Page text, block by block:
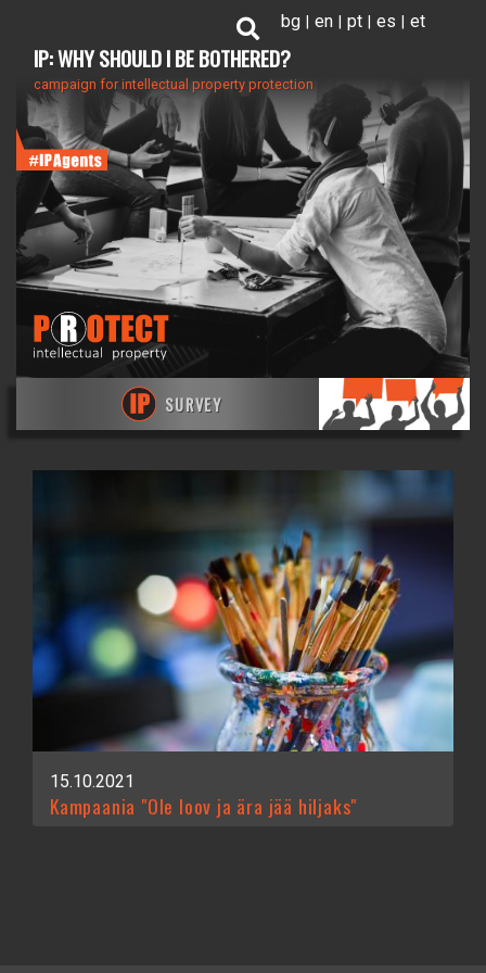
Liigu
edasi
põhisisu
juurde
bg en pt es et
IP: WHY SHOULD I BE BOTHERED?
campaign for intellectual property protection
SURVEY
15.10.2021
Kampaania "Ole loov ja ära jää hiljaks"